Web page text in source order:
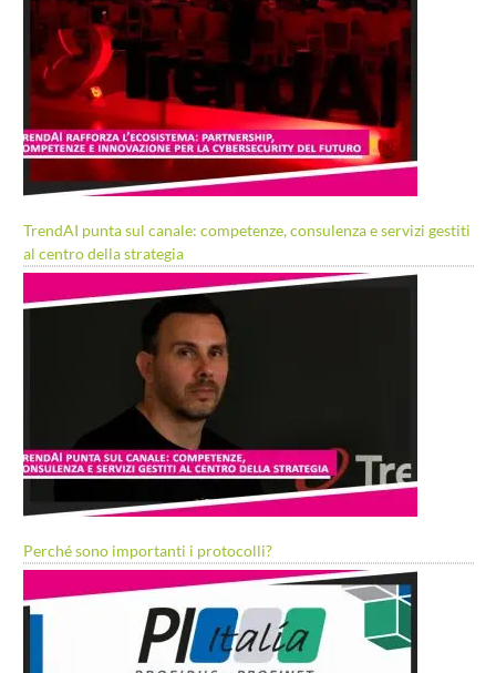
TrendAI punta sul canale: competenze, consulenza e servizi gestiti
al centro della strategia
Perché sono importanti i protocolli?